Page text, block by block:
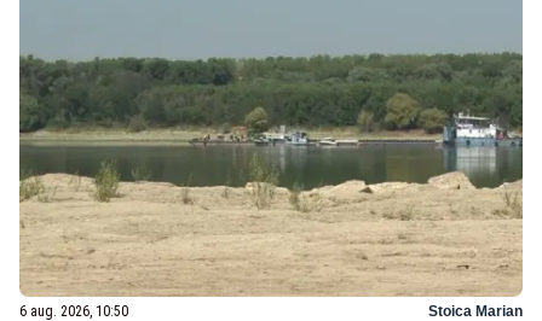
6 aug. 2026, 10:50 Stoica Marian